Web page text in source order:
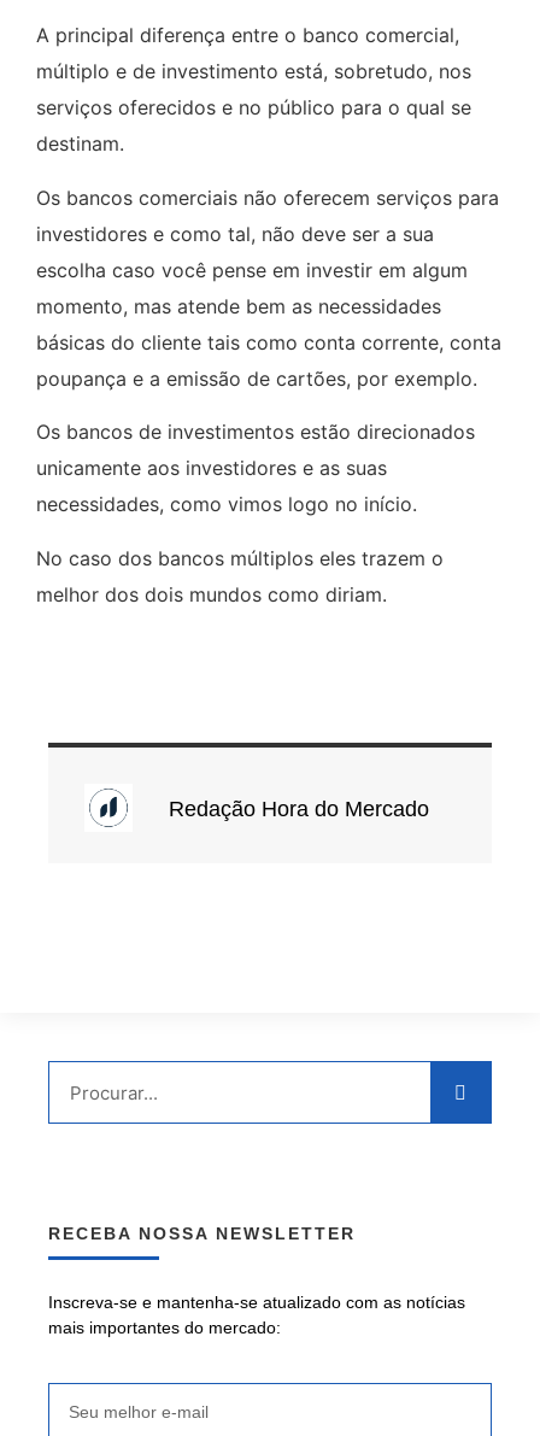
A principal diferença entre o banco comercial,
múltiplo e de investimento está, sobretudo, nos
serviços oferecidos e no público para o qual se
destinam.
Os bancos comerciais não oferecem serviços para
investidores e como tal, não deve ser a sua
escolha caso você pense em investir em algum
momento, mas atende bem as necessidades
básicas do cliente tais como conta corrente, conta
poupança e a emissão de cartões, por exemplo.
Os bancos de investimentos estão direcionados
unicamente aos investidores e as suas
necessidades, como vimos logo no início.
No caso dos bancos múltiplos eles trazem o
melhor dos dois mundos como diriam.
Redação Hora do Mercado
RECEBA NOSSA NEWSLETTER
Inscreva-se e mantenha-se atualizado com as notícias
mais importantes do mercado: